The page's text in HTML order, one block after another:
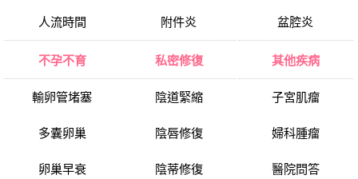
人流時間 附件炎 盆腔炎
不孕不育
輸卵管堵塞
多囊卵巢
卵巢早衰
私密修復
陰道緊縮
陰唇修復
陰蒂修復
其他疾病
子宮肌瘤
婦科腫瘤
醫院問答